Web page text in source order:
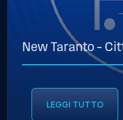
New Taranto –
LEGGI TUTTO